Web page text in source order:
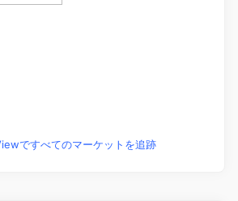
ですべてのマーケットを追跡